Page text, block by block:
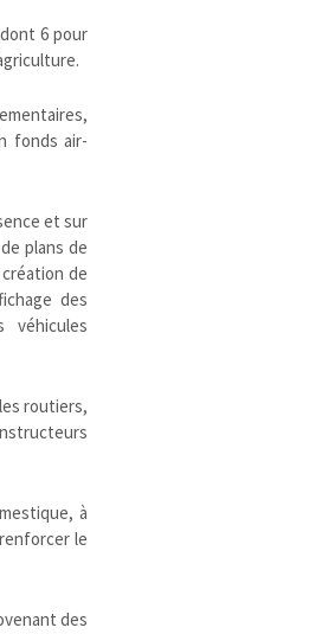
6 pour
fonds air-
et sur
plans de
de
des
véhicules
routiers,
à
le
des